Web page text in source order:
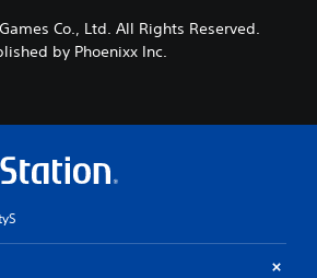
Co., Ltd. All Rights Reserved.
by Phoenixx Inc.